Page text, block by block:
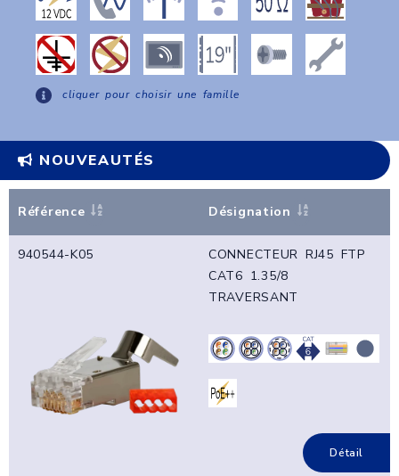
cliquer pour choisir une famille
NOUVEAUTÉS
Référence Désignation
940544-K05
CONNECTEUR RJ45 FTP
CAT6 1.35/8
TRAVERSANT
Détail